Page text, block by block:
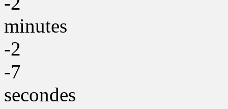
minutes
-2
-7
secondes